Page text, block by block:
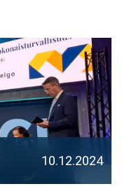
10.12.2024